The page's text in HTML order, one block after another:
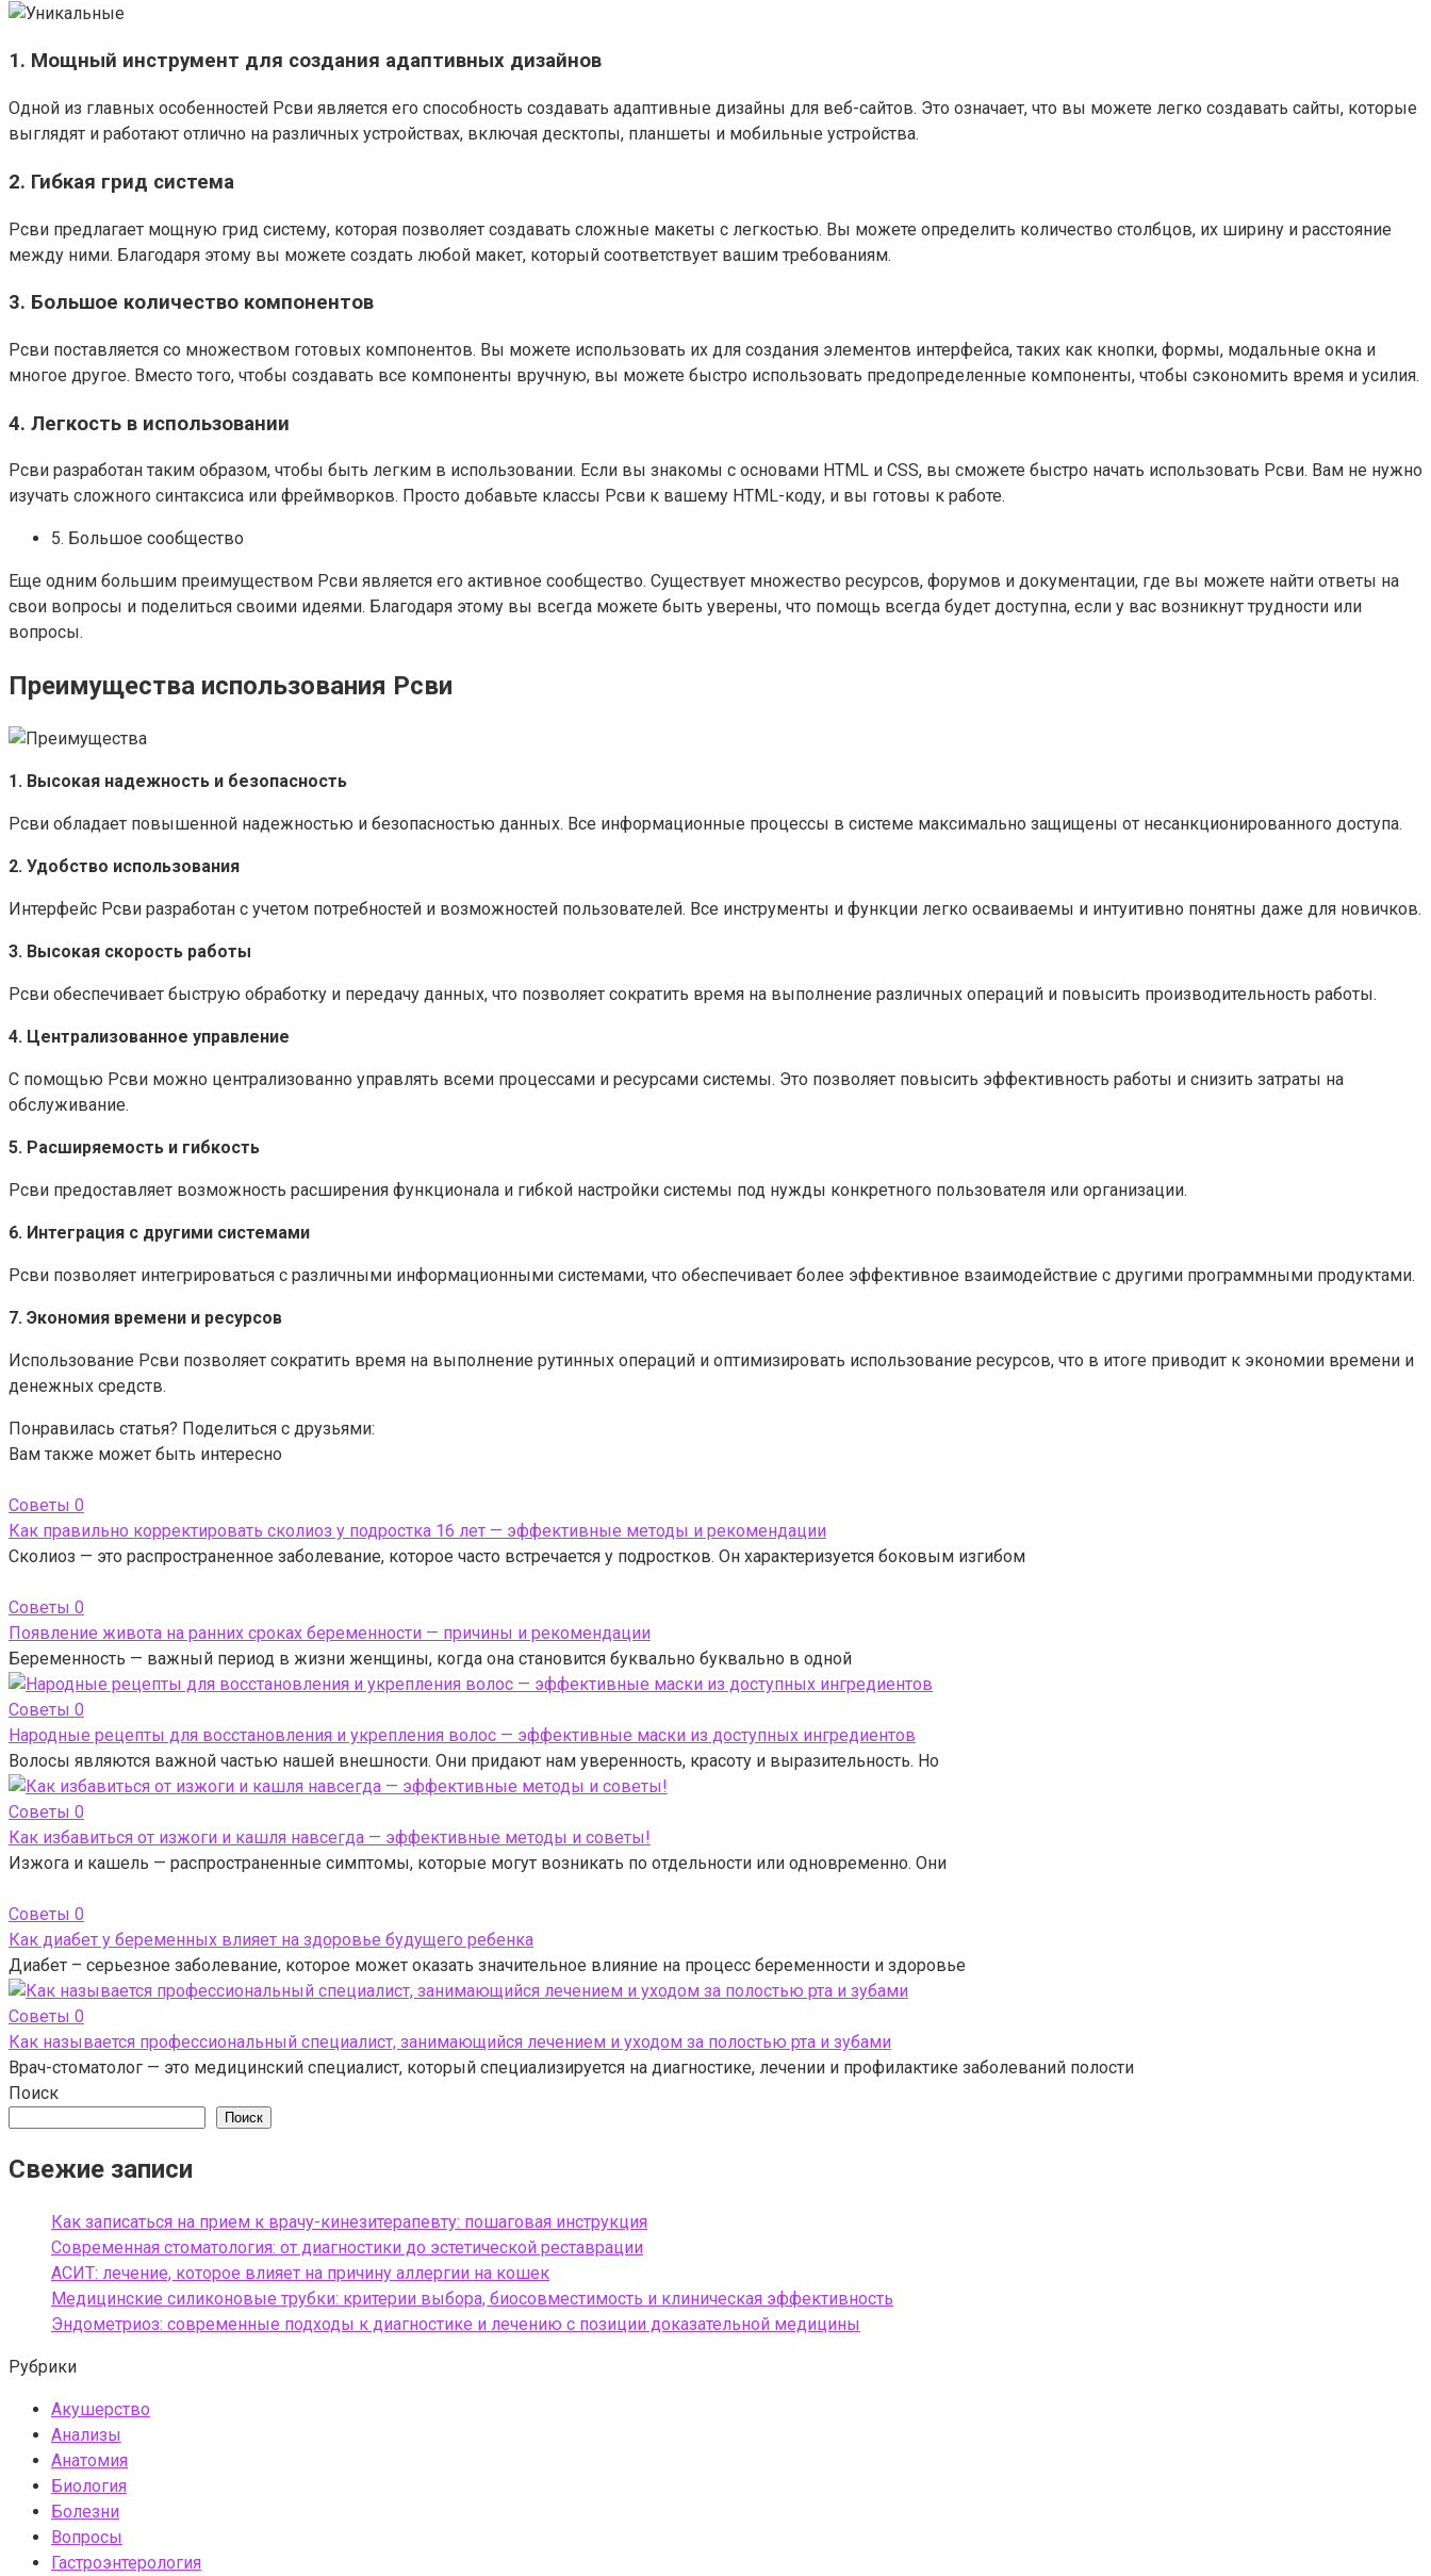
1. Мощный инструмент для создания адаптивных дизайнов
Одной из главных особенностей Рсви является его способность создавать адаптивные дизайны для веб-сайтов. Это означает, что вы можете легко создавать сайты, которые
выглядят и работают отлично на различных устройствах, включая десктопы, планшеты и мобильные устройства.
2. Гибкая грид система
Рсви предлагает мощную грид систему, которая позволяет создавать сложные макеты с легкостью. Вы можете определить количество столбцов, их ширину и расстояние
между ними. Благодаря этому вы можете создать любой макет, который соответствует вашим требованиям.
3. Большое количество компонентов
Рсви поставляется со множеством готовых компонентов. Вы можете использовать их для создания элементов интерфейса, таких как кнопки, формы, модальные окна и
многое другое. Вместо того, чтобы создавать все компоненты вручную, вы можете быстро использовать предопределенные компоненты, чтобы сэкономить время и усилия.
4. Легкость в использовании
Рсви разработан таким образом, чтобы быть легким в использовании. Если вы знакомы с основами HTML и CSS, вы сможете быстро начать использовать Рсви. Вам не нужно
изучать сложного синтаксиса или фреймворков. Просто добавьте классы Рсви к вашему HTML-коду, и вы готовы к работе.
5. Большое сообщество
Еще одним большим преимуществом Рсви является его активное сообщество. Существует множество ресурсов, форумов и документации, где вы можете найти ответы на
свои вопросы и поделиться своими идеями. Благодаря этому вы всегда можете быть уверены, что помощь всегда будет доступна, если у вас возникнут трудности или
вопросы.
Преимущества использования Рсви
1. Высокая надежность и безопасность
Рсви обладает повышенной надежностью и безопасностью данных. Все информационные процессы в системе максимально защищены от несанкционированного доступа.
2. Удобство использования
Интерфейс Рсви разработан с учетом потребностей и возможностей пользователей. Все инструменты и функции легко осваиваемы и интуитивно понятны даже для новичков.
3. Высокая скорость работы
Рсви обеспечивает быструю обработку и передачу данных, что позволяет сократить время на выполнение различных операций и повысить производительность работы.
4. Централизованное управление
С помощью Рсви можно централизованно управлять всеми процессами и ресурсами системы. Это позволяет повысить эффективность работы и снизить затраты на
обслуживание.
5. Расширяемость и гибкость
Рсви предоставляет возможность расширения функционала и гибкой настройки системы под нужды конкретного пользователя или организации.
6. Интеграция с другими системами
Рсви позволяет интегрироваться с различными информационными системами, что обеспечивает более эффективное взаимодействие с другими программными продуктами.
7. Экономия времени и ресурсов
Использование Рсви позволяет сократить время на выполнение рутинных операций и оптимизировать использование ресурсов, что в итоге приводит к экономии времени и
денежных средств.
Понравилась статья? Поделиться с друзьями:
Вам также может быть интересно
Советы 0
Как правильно корректировать сколиоз у подростка 16 лет — эффективные методы и рекомендации
Сколиоз — это распространенное заболевание, которое часто встречается у подростков. Он характеризуется боковым изгибом
Советы 0
Появление живота на ранних сроках беременности — причины и рекомендации
Беременность — важный период в жизни женщины, когда она становится буквально буквально в одной
Советы 0
Народные рецепты для восстановления и укрепления волос — эффективные маски из доступных ингредиентов
Волосы являются важной частью нашей внешности. Они придают нам уверенность, красоту и выразительность. Но
Советы 0
Как избавиться от изжоги и кашля навсегда — эффективные методы и советы!
Изжога и кашель — распространенные симптомы, которые могут возникать по отдельности или одновременно. Они
Советы 0
Как диабет у беременных влияет на здоровье будущего ребенка
Диабет – серьезное заболевание, которое может оказать значительное влияние на процесс беременности и здоровье
Советы 0
Как называется профессиональный специалист, занимающийся лечением и уходом за полостью рта и зубами
Врач-стоматолог — это медицинский специалист, который специализируется на диагностике, лечении и профилактике заболеваний полости
Поиск
Поиск
Свежие записи
Как записаться на прием к врачу-кинезитерапевту: пошаговая инструкция
Современная стоматология: от диагностики до эстетической реставрации
АСИТ: лечение, которое влияет на причину аллергии на кошек
Медицинские силиконовые трубки: критерии выбора, биосовместимость и клиническая эффективность
Эндометриоз: современные подходы к диагностике и лечению с позиции доказательной медицины
Рубрики
Акушерство
Анализы
Анатомия
Биология
Болезни
Вопросы
Гастроэнтерология